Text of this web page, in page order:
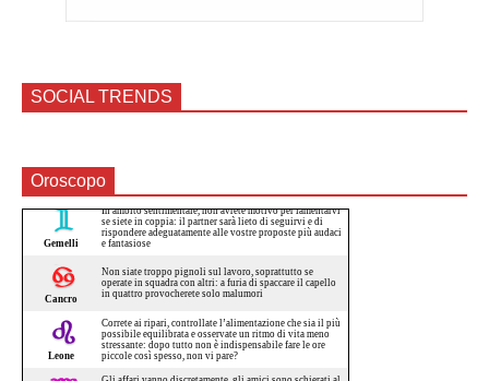
SOCIAL TRENDS
Oroscopo